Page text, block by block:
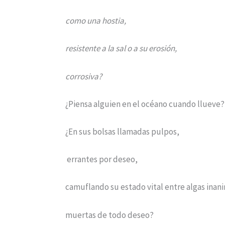
como una hostia,
resistente a la sal o a su erosión,
corrosiva?
¿Piensa alguien en el océano cuando llueve?
¿En sus bolsas llamadas pulpos,
errantes por deseo,
camuflando su estado vital entre algas
muertas de todo deseo?